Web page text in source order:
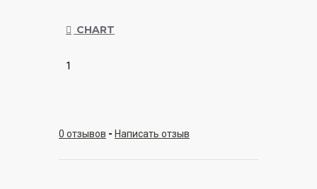
CHART
1
0 отзывов - Написать отзыв